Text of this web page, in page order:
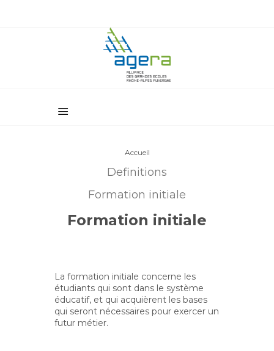
Accueil
Definitions
Formation initiale
Formation initiale
La formation initiale concerne les
étudiants qui sont dans le système
éducatif, et qui acquièrent les bases
qui seront nécessaires pour exercer un
futur métier.